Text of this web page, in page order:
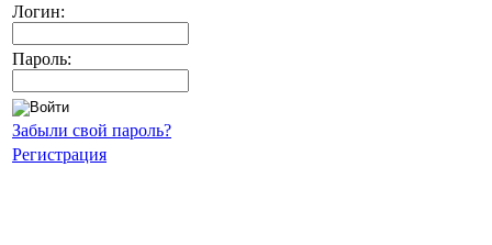
Логин:
Пароль:
Забыли свой пароль?
Регистрация